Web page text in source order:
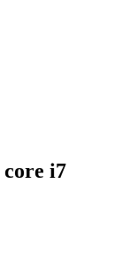
i7